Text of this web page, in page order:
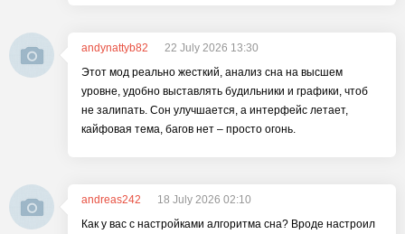
andynattyb82
22 July 2026 13:30
Этот мод реально жесткий, анализ сна на высшем
уровне, удобно выставлять будильники и графики, чтоб
не залипать. Сон улучшается, а интерфейс летает,
кайфовая тема, багов нет – просто огонь.
andreas242
18 July 2026 02:10
Как у вас с настройками алгоритма сна? Вроде настроил